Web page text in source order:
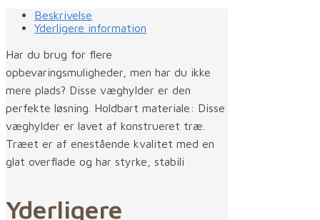
Beskrivelse
Yderligere information
Har du brug for flere
opbevaringsmuligheder, men har du ikke
mere plads? Disse væghylder er den
perfekte løsning. Holdbart materiale: Disse
væghylder er lavet af konstrueret træ.
Træet er af enestående kvalitet med en
glat overflade og har styrke, stabili
Yderligere